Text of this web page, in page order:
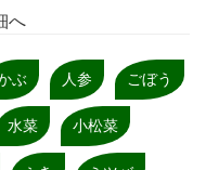
へ
ぶ 人参 ごぼう
水菜 小松菜